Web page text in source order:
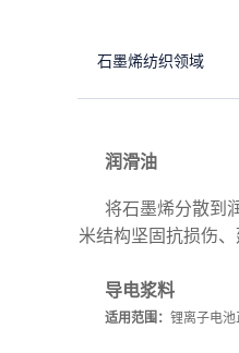
石墨烯纺织领域
润滑油
将石墨烯分散到
米结构坚固抗损伤
导电浆料
适用范围： 锂离子电池